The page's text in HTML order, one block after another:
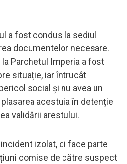
a fost condus la sediul
documentelor necesare.
Parchetul Imperia a fost
situație, iar întrucât
social și nu avea un
acestuia în detenție
validării arestului.
izolat, ci face parte
comise de către suspect